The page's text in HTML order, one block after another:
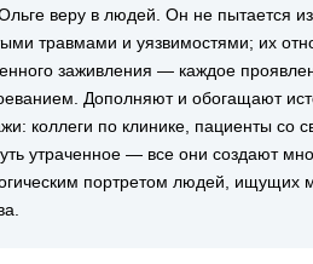
веру в людей. Он не пытается
травмами и уязвимостями; их
заживления — каждое
Дополняют и обогащают
коллеги по клинике, пациенты со
утраченное — все они создают
портретом людей, ищущих